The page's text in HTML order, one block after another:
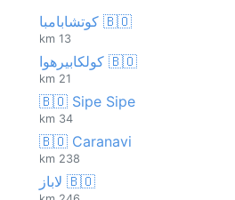
🇧🇴 كوتشابامبا
13 km
🇧🇴 كولكابيرهوا
21 km
🇧🇴 Sipe Sipe
34 km
🇧🇴 Caranavi
238 km
🇧🇴 لاباز